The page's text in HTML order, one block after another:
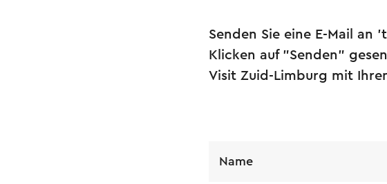
Senden Sie eine E-Mail
Klicken auf "Senden"
Visit Zuid-Limburg mit
Name